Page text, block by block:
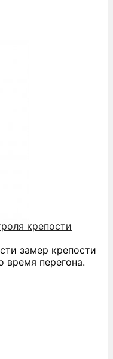
крепости
замер крепости
время перегона.